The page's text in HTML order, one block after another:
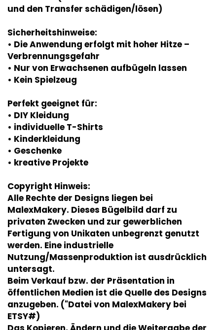
und den Transfer schädigen/lösen)
Sicherheitshinweise:
• Die Anwendung erfolgt mit hoher Hitze –
Verbrennungsgefahr
• Nur von Erwachsenen aufbügeln lassen
• Kein Spielzeug
Perfekt geeignet für:
• DIY Kleidung
• individuelle T-Shirts
• Kinderkleidung
• Geschenke
• kreative Projekte
Copyright Hinweis:
Alle Rechte der Designs liegen bei
MalexMakery. Dieses Bügelbild darf zu
privaten Zwecken und zur gewerblichen
Fertigung von Unikaten unbegrenzt genutzt
werden. Eine industrielle
Nutzung/Massenproduktion ist ausdrücklich
untersagt.
Beim Verkauf bzw. der Präsentation in
öffentlichen Medien ist die Quelle des Designs
anzugeben. ("Datei von MalexMakery bei
ETSY#)